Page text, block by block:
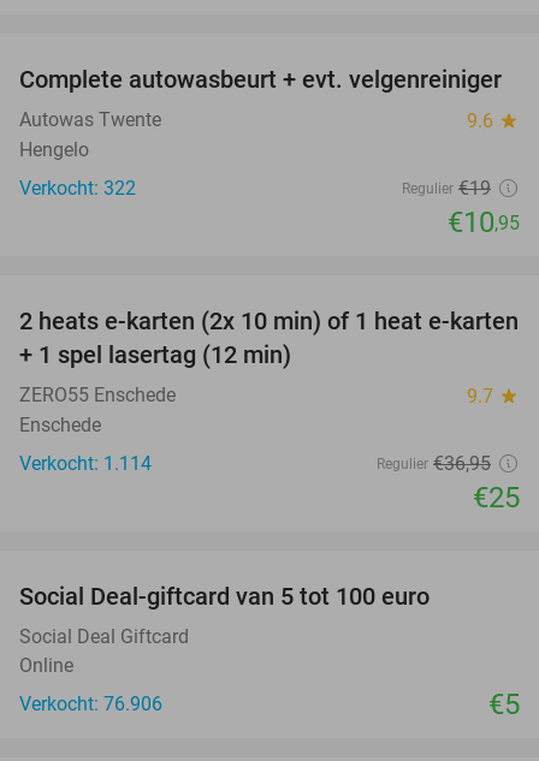
42%
Complete autowasbeurt + evt. velgenreiniger
Autowas Twente 9.6 star
Hengelo
Verkocht: 322
Regulier €19
€10,95
32%
2 heats e-karten (2x 10 min) of 1 heat e-karten
+ 1 spel lasertag (12 min)
ZERO55 Enschede 9.7 star
Enschede
Verkocht: 1.114
Regulier €36,95
€25
Social Deal-giftcard van 5 tot 100 euro
Social Deal Giftcard
Online
Verkocht: 76.906
€5